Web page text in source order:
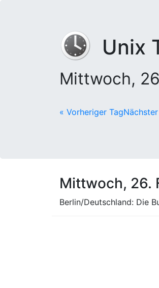
Unix
Mittwoch,
« Vorheriger Tag
Mittwoch, 26.
Berlin/Deutschland: Die